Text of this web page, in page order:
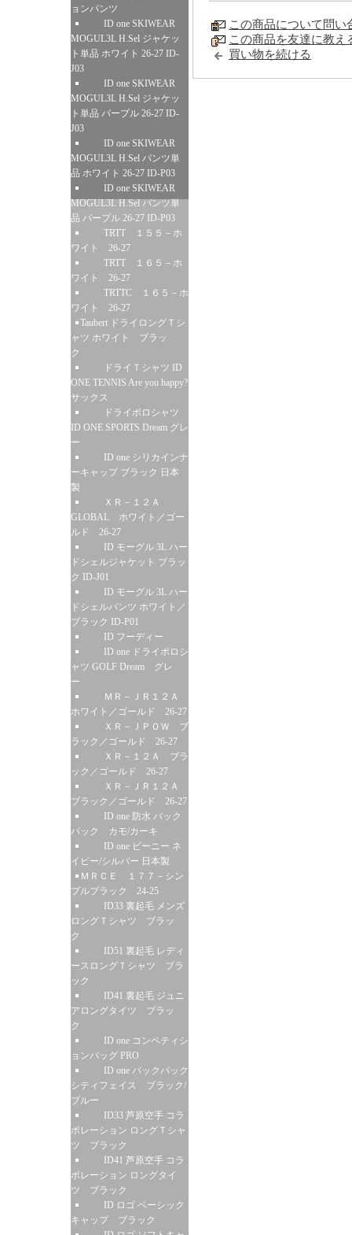
ョンパンツ
ID one SKIWEAR
MOGUL3L H.Sel ジャケッ
ト単品 ホワイト 26-27 ID-
J03
ID one SKIWEAR
MOGUL3L H.Sel ジャケッ
ト単品 パープル 26-27 ID-
J03
ID one SKIWEAR
MOGUL3L H.Sel パンツ単
品 ホワイト 26-27 ID-P03
ID one SKIWEAR
MOGUL3L H.Sel パンツ単
品 パープル 26-27 ID-P03
TRTT １５５－ホ
ワイト 26-27
TRTT １６５－ホ
ワイト 26-27
TRTTC １６５－ホ
ワイト 26-27
Taubert ドライロングＴシ
ャツ ホワイト ブラッ
ク
ドライＴシャツ ID
ONE TENNIS Are you happy?
サックス
ドライポロシャツ
ID ONE SPORTS Dream グレ
ー
ID one シリカインナ
ーキャップ ブラック 日本
製
ＸＲ－１２Ａ
GLOBAL ホワイト／ゴー
ルド 26-27
ID モーグル 3L ハー
ドシェルジャケット ブラッ
ク ID-J01
ID モーグル 3L ハー
ドシェルパンツ ホワイト／
ブラック ID-P01
ID フーディー
ID one ドライポロシ
ャツ GOLF Dream グレ
ー
ＭＲ－ＪＲ１２Ａ
ホワイト／ゴールド 26-27
ＸＲ－ＪＰＯＷ ブ
ラック／ゴールド 26-27
ＸＲ－１２Ａ ブラ
ック／ゴールド 26-27
ＸＲ－ＪＲ１２Ａ
ブラック／ゴールド 26-27
ID one 防水 バック
パック カモ/カーキ
ID one ビーニー ネ
イビー/シルバー 日本製
ＭＲＣＥ １７７－シン
プルブラック 24-25
ID33 裏起毛 メンズ
ロングＴシャツ ブラッ
ク
ID51 裏起毛 レディ
ースロングＴシャツ ブラ
ック
ID41 裏起毛 ジュニ
アロングタイツ ブラッ
ク
ID one コンペティシ
ョンバッグ PRO
ID one バックパック
シティフェイス ブラック/
ブルー
ID33 芦原空手 コラ
ボレーション ロングＴシャ
ツ ブラック
ID41 芦原空手 コラ
ボレーション ロングタイ
ツ ブラック
ID ロゴ ベーシック
キャップ ブラック
この商品について問い
この商品を友達に教え
買い物を続ける